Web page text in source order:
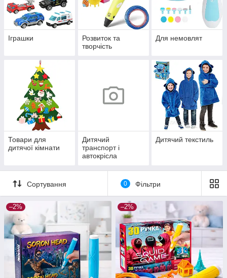
Іграшки
Розвиток та
творчість
Для немовлят
Товари для
дитячої кімнати
Дитячий
транспорт і
автокрісла
Дитячий текстиль
Сортування 0 Фільтри
–2% –2%